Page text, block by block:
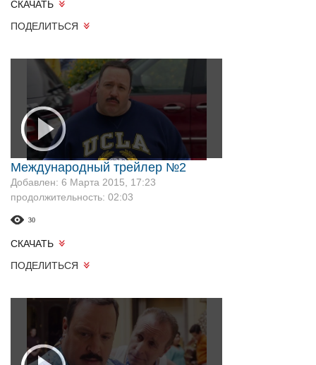
СКАЧАТЬ
ПОДЕЛИТЬСЯ
Международный трейлер №2
Добавлен: 6 Марта 2015, 17:23
продолжительность: 02:03
30
СКАЧАТЬ
ПОДЕЛИТЬСЯ